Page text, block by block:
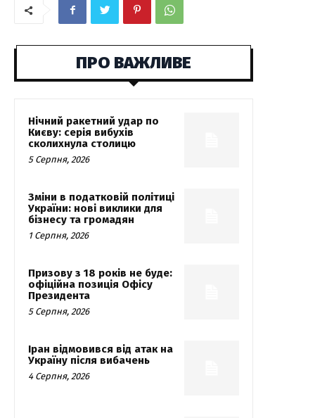
ПРО ВАЖЛИВЕ
Нічний ракетний удар по
Києву: серія вибухів
сколихнула столицю
5 Серпня, 2026
Зміни в податковій політиці
України: нові виклики для
бізнесу та громадян
1 Серпня, 2026
Призову з 18 років не буде:
офіційна позиція Офісу
Президента
5 Серпня, 2026
Іран відмовився від атак на
Україну після вибачень
4 Серпня, 2026